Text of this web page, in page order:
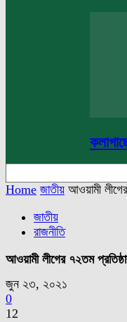
Home জাতীয় আওয়ামী
জাতীয়
রাজনীতি
আওয়ামী লীগের ৭২তম
জুন ২৩, ২০২১
0
12